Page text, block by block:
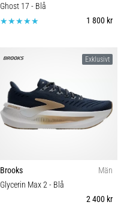
Ghost 17 - Blå
1 800 kr
Exklusivt
Brooks
Män
Glycerin Max 2- Blå
2 400 kr